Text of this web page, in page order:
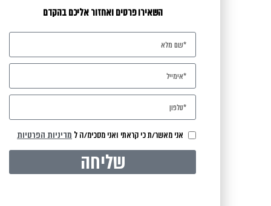
השאירו פרטים ואחזור אליכם בהקדם
אני מאשר/ת כי קראתי ואני מסכימ/ה ל מדיניות הפרטיות
שליחה